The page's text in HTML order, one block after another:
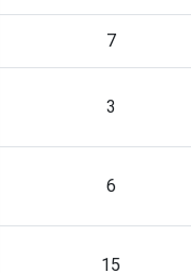
7
3
6
15